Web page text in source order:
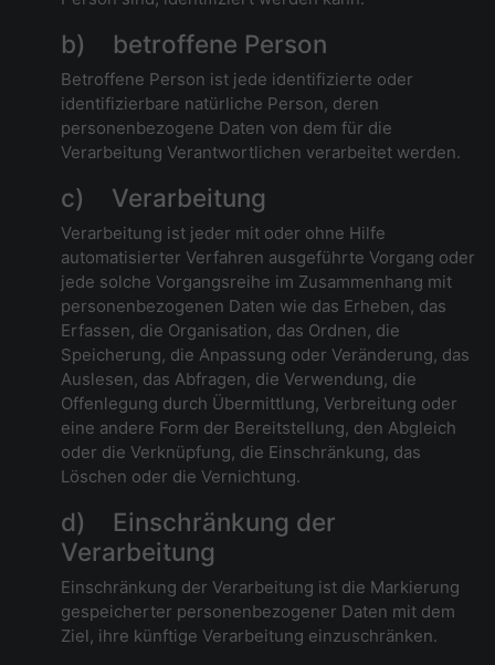
b) betroffene Person
Betroffene Person ist jede identifizierte oder
identifizierbare natürliche Person, deren
personenbezogene Daten von dem für die
Verarbeitung Verantwortlichen verarbeitet werden.
c) Verarbeitung
Verarbeitung ist jeder mit oder ohne Hilfe
automatisierter Verfahren ausgeführte Vorgang oder
jede solche Vorgangsreihe im Zusammenhang mit
personenbezogenen Daten wie das Erheben, das
Erfassen, die Organisation, das Ordnen, die
Speicherung, die Anpassung oder Veränderung, das
Auslesen, das Abfragen, die Verwendung, die
Offenlegung durch Übermittlung, Verbreitung oder
eine andere Form der Bereitstellung, den Abgleich
oder die Verknüpfung, die Einschränkung, das
Löschen oder die Vernichtung.
d) Einschränkung der
Verarbeitung
Einschränkung der Verarbeitung ist die Markierung
gespeicherter personenbezogener Daten mit dem
Ziel, ihre künftige Verarbeitung einzuschränken.